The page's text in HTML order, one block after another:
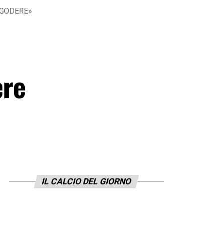
IL CALCIO DEL GIORNO